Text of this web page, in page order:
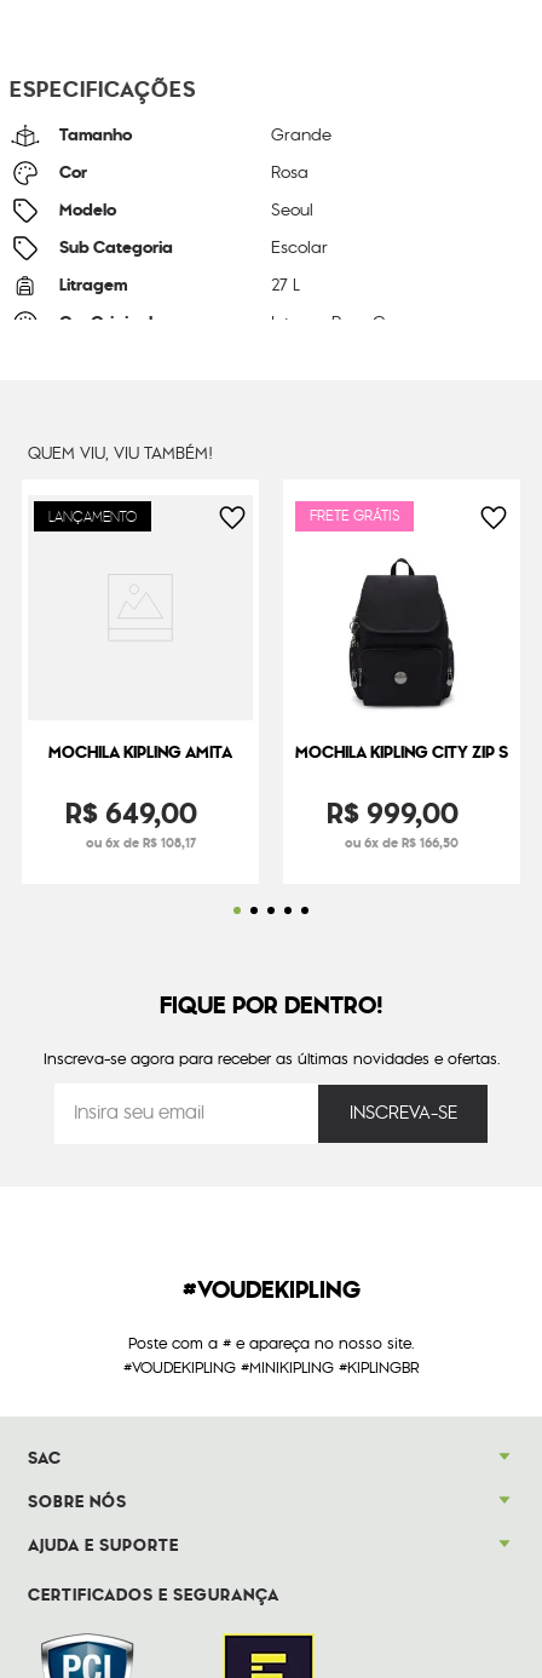
ESPECIFICAÇÕES
Tamanho Grande
Cor Rosa
Modelo Seoul
Sub Categoria Escolar
Litragem 27 L
Cor Original Intense Rose C
QUEM VIU, VIU TAMBÉM!
LANÇAMENTO
MOCHILA KIPLING AMITA
R$649,00
ou 6x de R$ 108,17
FRETE GRÁTIS
MOCHILA KIPLING CITY ZIP S
R$999,00
ou 6x de R$ 166,50
FIQUE POR DENTRO!
Inscreva-se agora para receber as últimas novidades e ofertas.
#VOUDEKIPLING
Poste com a # e apareça no nosso site.
#VOUDEKIPLING #MINIKIPLING #KIPLINGBR
SAC
SOBRE NÓS
AJUDA E SUPORTE
CERTIFICADOS E SEGURANÇA